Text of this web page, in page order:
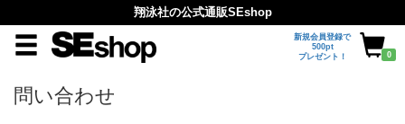
翔泳社の公式通販SEshop
新規会員登録で
500pt
プレゼント！
0
問い合わせ